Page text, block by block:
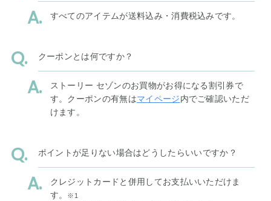
すべてのアイテムが送料込み・消費税込みです。
クーポンとは何ですか？
ストーリー セゾンのお買物がお得になる割引券で
す。クーポンの有無はマイページ内でご確認いただ
けます。
ポイントが足りない場合はどうしたらいいですか？
クレジットカードと併用してお支払いいただけま
す。
※1